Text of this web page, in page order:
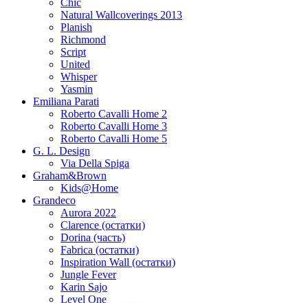
Chic
Natural Wallcoverings 2013
Planish
Richmond
Script
United
Whisper
Yasmin
Emiliana Parati
Roberto Cavalli Home 2
Roberto Cavalli Home 3
Roberto Cavalli Home 5
G. L. Design
Via Della Spiga
Graham&Brown
Kids@Home
Grandeco
Aurora 2022
Clarence (остатки)
Dorina (часть)
Fabrica (остатки)
Inspiration Wall (остатки)
Jungle Fever
Karin Sajo
Level One